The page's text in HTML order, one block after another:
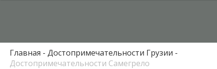
Главная
Достопримечательности Грузии
Достопримечательности Самегрело